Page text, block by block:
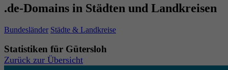
.de-Domains in Städten und Landkreisen
Bundesländer Städte & Landkreise
Statistiken für Gütersloh
Zurück zur Übersicht